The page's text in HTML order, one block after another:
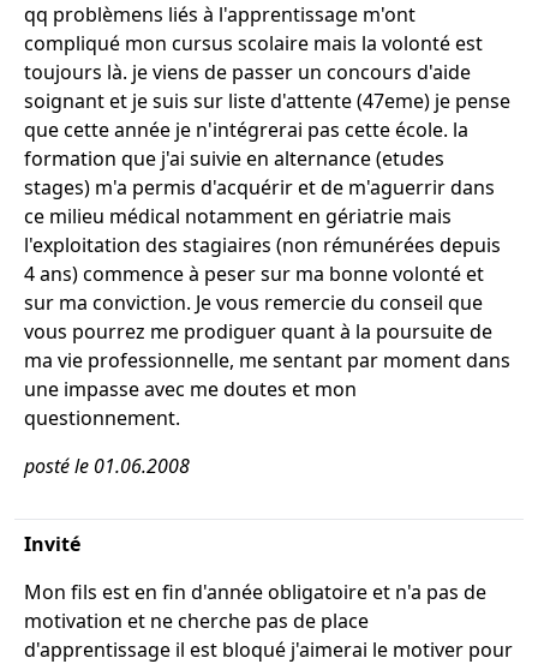
qq problèmens liés à l'apprentissage m'ont
compliqué mon cursus scolaire mais la volonté est
toujours là. je viens de passer un concours d'aide
soignant et je suis sur liste d'attente (47eme) je pense
que cette année je n'intégrerai pas cette école. la
formation que j'ai suivie en alternance (etudes
stages) m'a permis d'acquérir et de m'aguerrir dans
ce milieu médical notamment en gériatrie mais
l'exploitation des stagiaires (non rémunérées depuis
4 ans) commence à peser sur ma bonne volonté et
sur ma conviction. Je vous remercie du conseil que
vous pourrez me prodiguer quant à la poursuite de
ma vie professionnelle, me sentant par moment dans
une impasse avec me doutes et mon
questionnement.
posté le 01.06.2008
Invité
Mon fils est en fin d'année obligatoire et n'a pas de
motivation et ne cherche pas de place
d'apprentissage il est bloqué j'aimerai le motiver pour